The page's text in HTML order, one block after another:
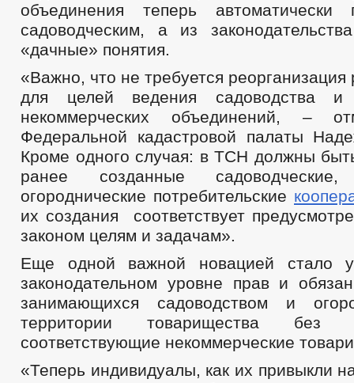
объединения теперь автоматически
садоводческим, а из
«дачные» понятия.
«Важно, что не требуется
для целей ведения садоводства и
некоммерческих объединений, –
Федеральной кадастровой палаты
Кроме одного случая: в ТСН должны
ранее созданные
огороднические потребительские
их создания соответствует
законом целям и задачам».
Еще одной важной новацией стало
законодательном уровне прав и
занимающихся садоводством и
территории товарищества без
соответствующие некоммерческие
«Теперь индивидуалы, как их привыкли